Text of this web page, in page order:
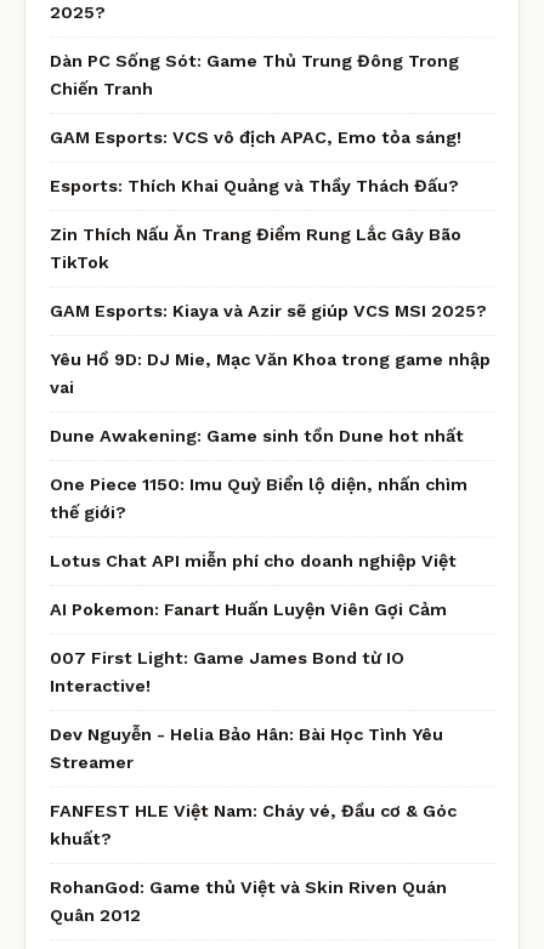
2025?
Dàn PC Sống Sót: Game Thủ Trung Đông Trong
Chiến Tranh
GAM Esports: VCS vô địch APAC, Emo tỏa sáng!
Esports: Thích Khai Quảng và Thầy Thách Đấu?
Zin Thích Nấu Ăn Trang Điểm Rung Lắc Gây Bão
TikTok
GAM Esports: Kiaya và Azir sẽ giúp VCS MSI 2025?
Yêu Hồ 9D: DJ Mie, Mạc Văn Khoa trong game nhập
vai
Dune Awakening: Game sinh tồn Dune hot nhất
One Piece 1150: Imu Quỷ Biển lộ diện, nhấn chìm
thế giới?
Lotus Chat API miễn phí cho doanh nghiệp Việt
AI Pokemon: Fanart Huấn Luyện Viên Gợi Cảm
007 First Light: Game James Bond từ IO
Interactive!
Dev Nguyễn - Helia Bảo Hân: Bài Học Tình Yêu
Streamer
FANFEST HLE Việt Nam: Cháy vé, Đầu cơ & Góc
khuất?
RohanGod: Game thủ Việt và Skin Riven Quán
Quân 2012